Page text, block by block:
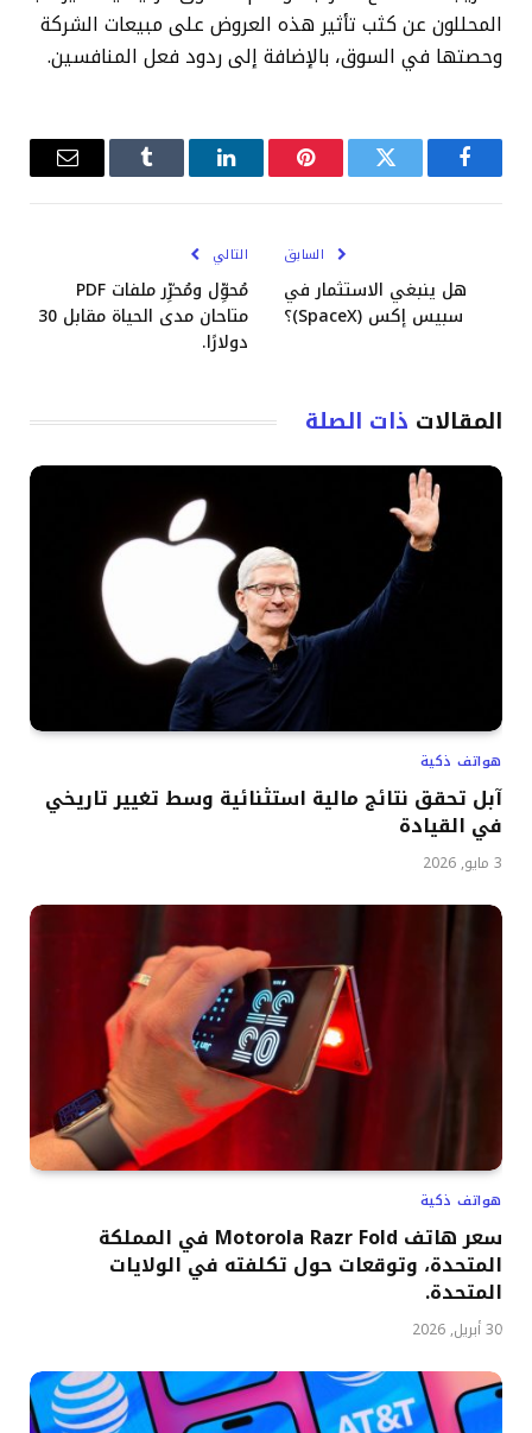
المحللون عن كثب تأثير هذه العروض على مبيعات الشركة
وحصتها في السوق، بالإضافة إلى ردود فعل المنافسين.
فيسبوكتويتر بينتيريستلينكدإن Tumblrالبريد
السابق
هل ينبغي الاستثمار في
سبيس إكس (SpaceX)؟
التالي
مُحوِّل ومُحرِّر ملفات PDF
متاحان مدى الحياة مقابل 30
دولارًا.
المقالات ذات الصلة
هواتف ذكية
آبل تحقق نتائج مالية استثنائية وسط تغيير تاريخي
في القيادة
3 مايو, 2026
هواتف ذكية
سعر هاتف Motorola Razr Fold في المملكة
المتحدة، وتوقعات حول تكلفته في الولايات
المتحدة.
30 أبريل, 2026